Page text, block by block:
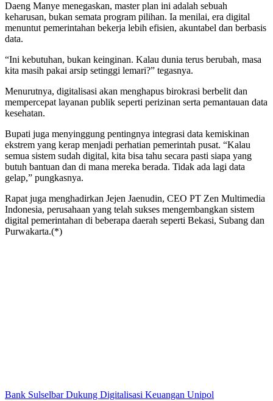
Daeng Manye menegaskan, master plan ini adalah sebuah
keharusan, bukan semata program pilihan. Ia menilai, era digital
menuntut pemerintahan bekerja lebih efisien, akuntabel dan berbasis
data.
“Ini kebutuhan, bukan keinginan. Kalau dunia terus berubah, masa
kita masih pakai arsip setinggi lemari?” tegasnya.
Menurutnya, digitalisasi akan menghapus birokrasi berbelit dan
mempercepat layanan publik seperti perizinan serta pemantauan data
kesehatan.
Bupati juga menyinggung pentingnya integrasi data kemiskinan
ekstrem yang kerap menjadi perhatian pemerintah pusat. “Kalau
semua sistem sudah digital, kita bisa tahu secara pasti siapa yang
butuh bantuan dan di mana mereka berada. Tidak ada lagi data
gelap,” pungkasnya.
Rapat juga menghadirkan Jejen Jaenudin, CEO PT Zen Multimedia
Indonesia, perusahaan yang telah sukses mengembangkan sistem
digital pemerintahan di beberapa daerah seperti Bekasi, Subang dan
Purwakarta.(*)
Bank Sulselbar Dukung Digitalisasi Keuangan Unipol